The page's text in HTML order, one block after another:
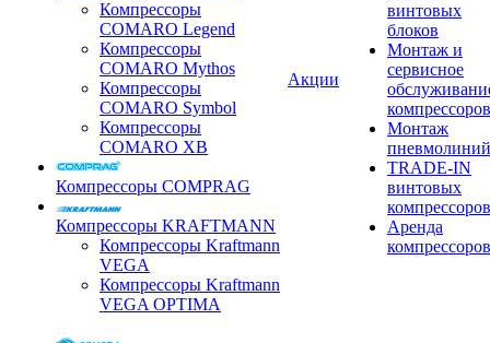
Компрессоры
COMARO Legend
Компрессоры
COMARO Mythos
Компрессоры
COMARO Symbol
Компрессоры
COMARO XB
Компрессоры COMPRAG
Компрессоры KRAFTMANN
Компрессоры Kraftmann
VEGA
Компрессоры Kraftmann
VEGA OPTIMA
Акции
винтовых
блоков
Монтаж и
сервисное
компрессоров
Монтаж
пневмолиний
TRADE-IN
винтовых
компрессоров
Аренда
компрессоров